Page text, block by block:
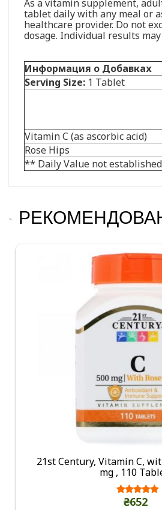
As a vitamin supplement,
tablet daily with any meal or
healthcare provider. Do not
dosage. Individual results may
Информация о Добавках
Serving Size: 1 Tablet
Vitamin C (as ascorbic acid)
Rose Hips
** Daily Value not
21st Century, Vitamin C,
mg , 110
₴652